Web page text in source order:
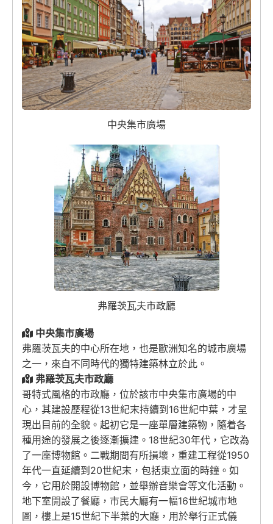
中央集市廣場
弗羅茨瓦夫市政廳
中央集市廣場
弗羅茨瓦夫的中心所在地，也是歐洲知名的城市廣場
之一，來自不同時代的獨特建築林立於此。
弗羅茨瓦夫市政廳
哥特式風格的市政廳，位於該市中央集市廣場的中
心，其建設歷程從13世紀末持續到16世紀中葉，才呈
現出目前的全貌。起初它是一座單層建築物，隨着各
種用途的發展之後逐漸擴建。18世紀30年代，它改為
了一座博物館。二戰期間有所損壞，重建工程從1950
年代一直延續到20世紀末，包括東立面的時鐘。如
今，它用於開設博物館，並舉辦音樂會等文化活動。
地下室開設了餐廳，市民大廳有一幅16世紀城市地
圖，樓上是15世紀下半葉的大廳，用於舉行正式儀